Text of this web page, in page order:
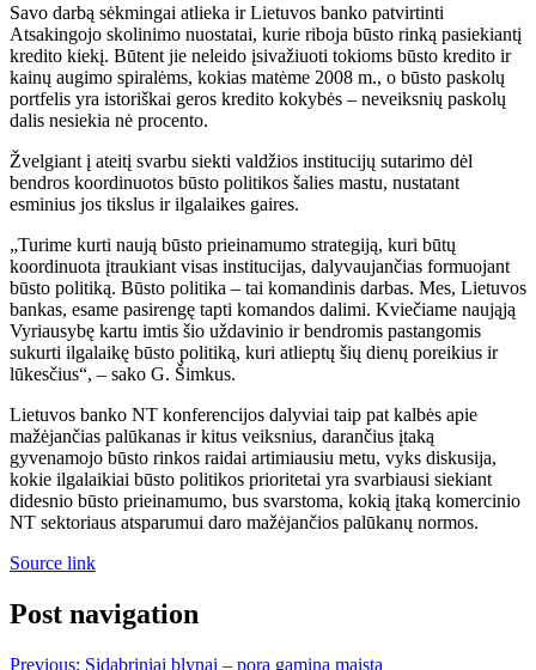
Savo darbą sėkmingai atlieka ir Lietuvos banko patvirtinti
Atsakingojo skolinimo nuostatai, kurie riboja būsto rinką pasiekiantį
kredito kiekį. Būtent jie neleido įsivažiuoti tokioms būsto kredito ir
kainų augimo spiralėms, kokias matėme 2008 m., o būsto paskolų
portfelis yra istoriškai geros kredito kokybės – neveiksnių paskolų
dalis nesiekia nė procento.
Žvelgiant į ateitį svarbu siekti valdžios institucijų sutarimo dėl
bendros koordinuotos būsto politikos šalies mastu, nustatant
esminius jos tikslus ir ilgalaikes gaires.
„Turime kurti naują būsto prieinamumo strategiją, kuri būtų
koordinuota įtraukiant visas institucijas, dalyvaujančias formuojant
būsto politiką. Būsto politika – tai komandinis darbas. Mes, Lietuvos
bankas, esame pasirengę tapti komandos dalimi. Kviečiame naująją
Vyriausybę kartu imtis šio uždavinio ir bendromis pastangomis
sukurti ilgalaikę būsto politiką, kuri atlieptų šių dienų poreikius ir
lūkesčius“, – sako G. Šimkus.
Lietuvos banko NT konferencijos dalyviai taip pat kalbės apie
mažėjančias palūkanas ir kitus veiksnius, darančius įtaką
gyvenamojo būsto rinkos raidai artimiausiu metu, vyks diskusija,
kokie ilgalaikiai būsto politikos prioritetai yra svarbiausi siekiant
didesnio būsto prieinamumo, bus svarstoma, kokią įtaką komercinio
NT sektoriaus atsparumui daro mažėjančios palūkanų normos.
Source link
Post navigation
Previous: Sidabriniai blynai – pora gamina maistą